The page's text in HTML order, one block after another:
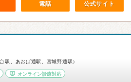
電話 公式サイト
駅、あおば通駅、宮城野通駅）
オンライン診療対応